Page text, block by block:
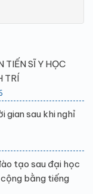
TIẾN SĨ Y HỌC
TRÍ
gian sau khi nghỉ
tạo sau đại học
bằng tiếng